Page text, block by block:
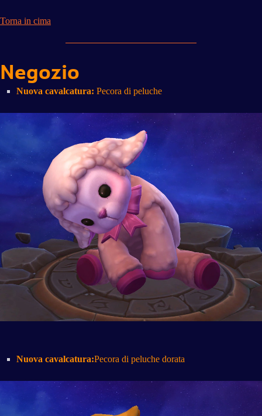
Torna in cima
Negozio
Nuova cavalcatura: Pecora di peluche
Nuova cavalcatura:Pecora di peluche dorata